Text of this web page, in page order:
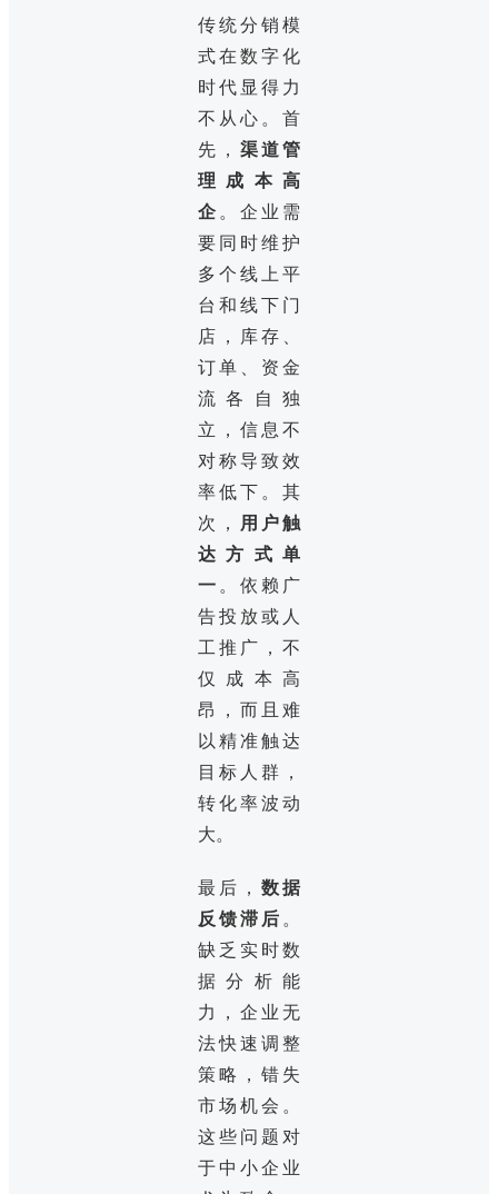
传统分销模
式在数字化
时代显得力
不从心。首
先， 渠道管
理成本高
企 。企业需
要同时维护
多个线上平
台和线下门
店，库存、
订单、资金
流各自独
立，信息不
对称导致效
率低下。其
次，
用户触
达方式单
一 。依赖广
告投放或人
工推广，不
仅成本高
昂，而且难
以精准触达
目标人群，
转化率波动
大。
最后， 数据
反馈滞后 。
缺乏实时数
据分析能
力，企业无
法快速调整
策略，错失
市场机会。
这些问题对
于中小企业